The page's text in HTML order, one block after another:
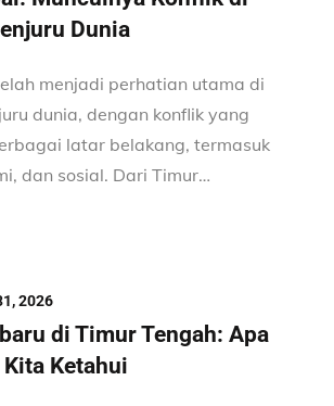
Dunia
menjadi perhatian utama di
dunia, dengan konflik yang
latar belakang, termasuk
dan sosial. Dari Timur…
2026
di Timur Tengah: Apa
Ketahui